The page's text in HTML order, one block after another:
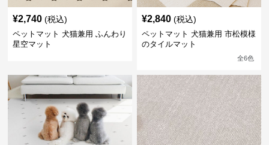
¥2,740 (税込)
ペットマット 犬猫兼用 ふんわり
星空マット
¥2,840 (税込)
ペットマット 犬猫兼用 市松模様
のタイルマット
全6色